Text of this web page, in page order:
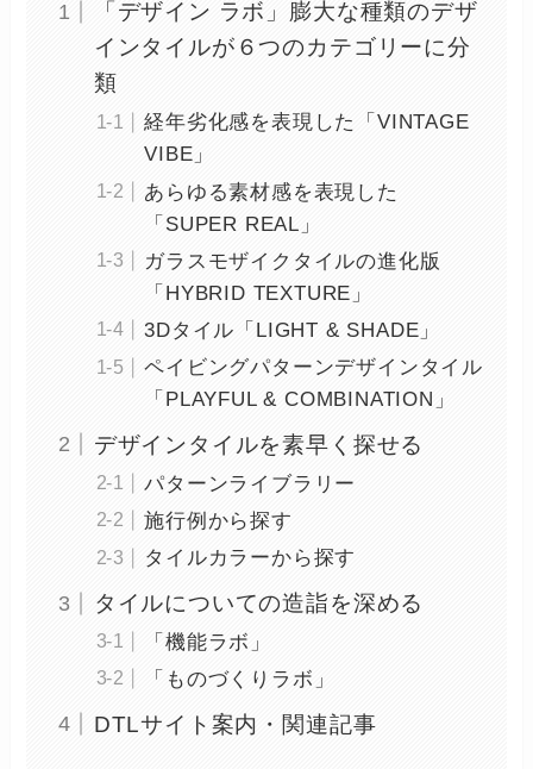
「デザイン ラボ」膨大な種類のデザ
インタイルが６つのカテゴリーに分
類
経年劣化感を表現した「VINTAGE
VIBE」
あらゆる素材感を表現した
「SUPER REAL」
ガラスモザイクタイルの進化版
「HYBRID TEXTURE」
3Dタイル「LIGHT & SHADE」
ペイビングパターンデザインタイル
「PLAYFUL & COMBINATION」
デザインタイルを素早く探せる
パターンライブラリー
施行例から探す
タイルカラーから探す
タイルについての造詣を深める
「機能ラボ」
「ものづくりラボ」
DTLサイト案内・関連記事